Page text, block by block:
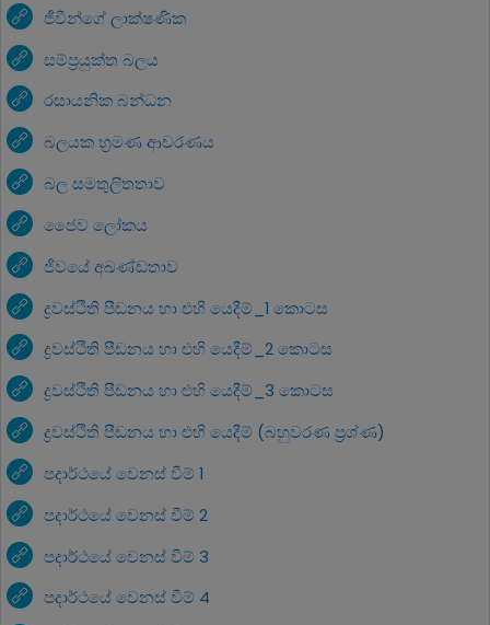
ජීවීන්ගේ ලාක්ෂණික
සම්ප්‍රයුක්ත බලය
රසායනික බන්ධන
බලයක භ්‍රමණ ආචරණය
බල සමතුලිතතාව
ජෛව ලෝකය
ජීවයේ අඛණ්ඩතාව
ද්‍රවස්ථිති පීඩනය හා එහි යෙදීම්_1 කොටස
ද්‍රවස්ථිති පීඩනය හා එහි යෙදීම්_2 කොටස
ද්‍රවස්ථිති පීඩනය හා එහි යෙදීම්_3 කොටස
ද්‍රවස්ථිති පීඩනය හා එහි යෙදීම් (බහුවරණ ප්‍රශ්ණ)
පදාර්ථයේ වෙනස් වීම් 1
පදාර්ථයේ වෙනස් වීම් 2
පදාර්ථයේ වෙනස් වීම් 3
පදාර්ථයේ වෙනස් වීම් 4